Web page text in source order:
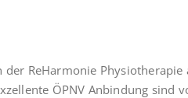
ReHarmonie
ÖPNV Anbindung sind